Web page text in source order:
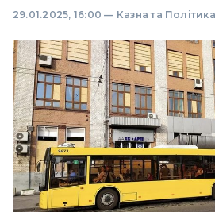
29.01.2025, 16:00 — Казна та Політика